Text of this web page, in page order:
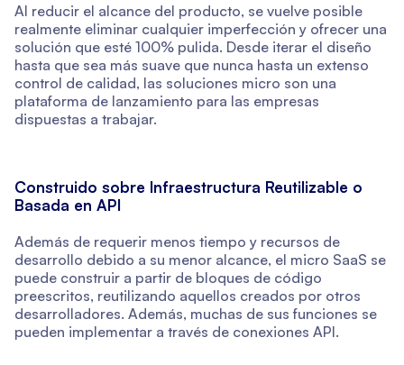
Al reducir el alcance del producto, se vuelve posible
realmente eliminar cualquier imperfección y ofrecer una
solución que esté 100% pulida. Desde iterar el diseño
hasta que sea más suave que nunca hasta un extenso
control de calidad, las soluciones micro son una
plataforma de lanzamiento para las empresas
dispuestas a trabajar.
Construido sobre Infraestructura Reutilizable o
Basada en API
Además de requerir menos tiempo y recursos de
desarrollo debido a su menor alcance, el micro SaaS se
puede construir a partir de bloques de código
preescritos, reutilizando aquellos creados por otros
desarrolladores. Además, muchas de sus funciones se
pueden implementar a través de conexiones API.